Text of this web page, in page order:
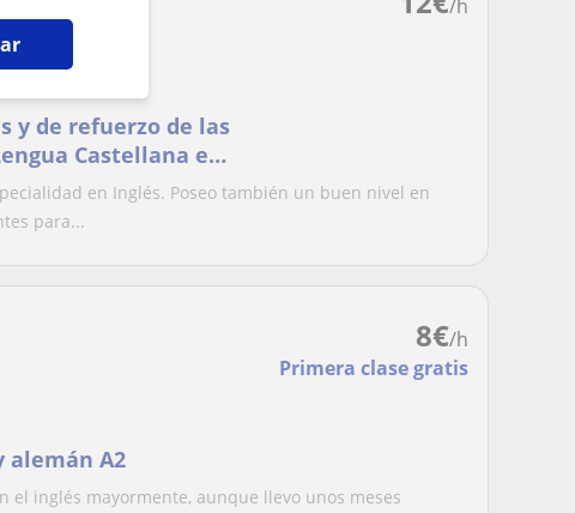
/h
y de refuerzo de las
Castellana e
en Inglés. Poseo también un buen nivel en
para...
8€/h
Primera clase gratis
alemán A2
el inglés mayormente, aunque llevo unos meses